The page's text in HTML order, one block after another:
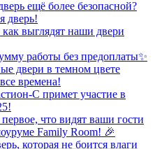
ещё более безопасной?
дверь!
выглядят наши двери
работы без предоплаты✨
двери в темном цвете
времена!
С примет участие в
что видят ваши гости
Family Room! 🎉
которая не боится влаги